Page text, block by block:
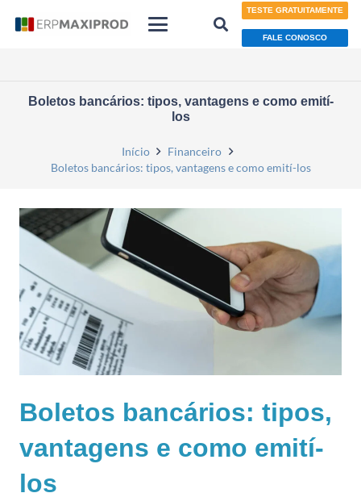
TESTE GRATUITAMENTE
FALE CONOSCO
Boletos bancários: tipos, vantagens e como emití-
los
Início
Financeiro
Boletos bancários: tipos, vantagens e como emití-los
Boletos bancários: tipos,
vantagens e como emití-
los